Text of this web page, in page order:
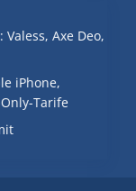
Axe Deo,
iPhone,
Tarife